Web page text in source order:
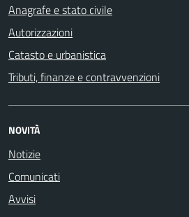
Anagrafe e stato civile
Autorizzazioni
Catasto e urbanistica
Tributi, finanze e contravvenzioni
NOVITÀ
Notizie
Comunicati
Avvisi